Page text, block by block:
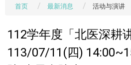
首页 最新消息 活动与演讲
112学年度「北医深耕
113/07/11(四)